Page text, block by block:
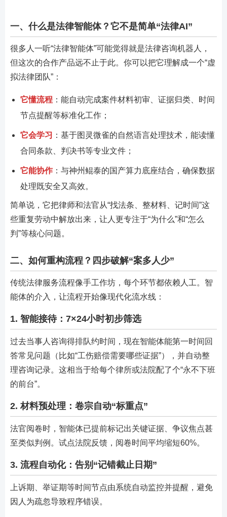
一、什么是法律智能体？它不是简单“法律AI”
很多人一听“法律智能体”可能觉得就是法律咨询机器人，
但这次的合作产品远不止于此。你可以把它理解成一个“虚
拟法律团队”：
它懂流程 ：能自动完成案件材料初审、证据归类、时间
节点提醒等标准化工作；
它会学习 ：基于图灵微雀的自然语言处理技术，能读懂
合同条款、判决书等专业文件；
它能协作 ：与神州鲲泰的国产算力底座结合，确保数据
处理既安全又高效。
简单说，它把律师和法官从“找法条、整材料、记时间”这
些重复劳动中解放出来，让人更专注于“为什么”和“怎么
判”等核心问题。
二、如何重构流程？四步破解“案多人少”
传统法律服务流程像手工作坊，每个环节都依赖人工。智
能体的介入，让流程开始像现代化流水线：
1. 智能接待：7×24小时初步筛选
过去当事人咨询得排队约时间，现在智能体能第一时间回
答常见问题（比如“工伤赔偿需要哪些证据”），并自动整
理咨询记录。这相当于给每个律所或法院配了个“永不下班
的前台”。
2. 材料预处理：卷宗自动“标重点”
法官阅卷时，智能体已提前标记出关键证据、争议焦点甚
至类似判例。试点法院反馈，阅卷时间平均缩短60%。
3. 流程自动化：告别“记错截止日期”
上诉期、举证期等时间节点由系统自动监控并提醒，避免
因人为疏忽导致程序错误。